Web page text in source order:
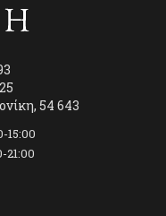
54 643